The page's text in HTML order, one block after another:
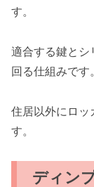
す。
適合する鍵とシ
回る仕組みです。
住居以外にロッ
す。
ディン